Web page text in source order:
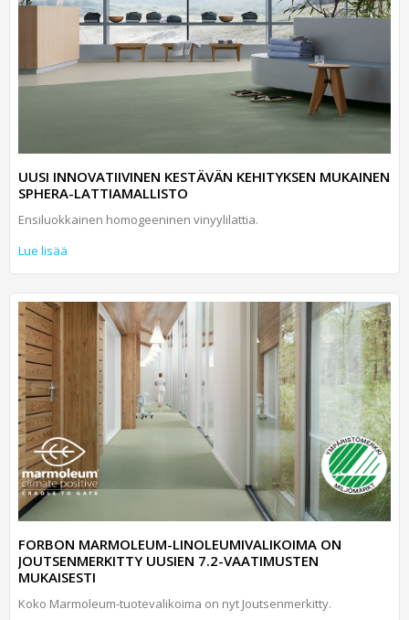
UUSI INNOVATIIVINEN KESTÄVÄN KEHITYKSEN MUKAINEN
SPHERA-LATTIAMALLISTO
Ensiluokkainen homogeeninen vinyylilattia.
Lue lisää
FORBON MARMOLEUM-LINOLEUMIVALIKOIMA ON
JOUTSENMERKITTY UUSIEN 7.2-VAATIMUSTEN
MUKAISESTI
Koko Marmoleum-tuotevalikoima on nyt Joutsenmerkitty.